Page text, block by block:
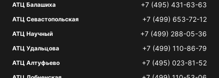
АТЦ Балашиха +7 (495) 431-63-63
АТЦ Севастопольская +7 (499) 653-72-12
АТЦ Научный +7 (499) 288-05-36
АТЦ Удальцова +7 (499) 110-86-79
АТЦ Алтуфьево +7 (495) 023-81-52